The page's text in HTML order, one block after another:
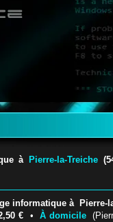
à Pierre-la-Treiche
informatique à Pierre-
€ •À domicile